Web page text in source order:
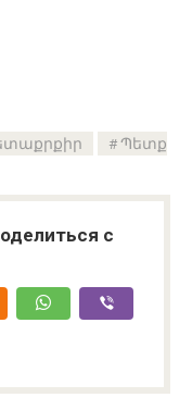
Պետք
с